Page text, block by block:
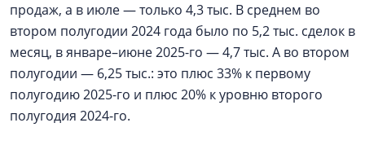
продаж, а в июле — только 4,3 тыс. В среднем во
втором полугодии 2024 года было по 5,2 тыс. сделок в
месяц, в январе–июне 2025-го — 4,7 тыс. А во втором
полугодии — 6,25 тыс.: это плюс 33% к первому
полугодию 2025-го и плюс 20% к уровню второго
полугодия 2024-го.